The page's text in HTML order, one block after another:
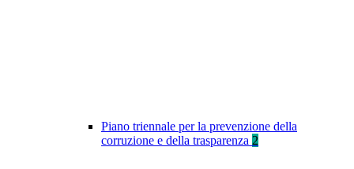
Piano triennale per la prevenzione della
corruzione e della trasparenza 2